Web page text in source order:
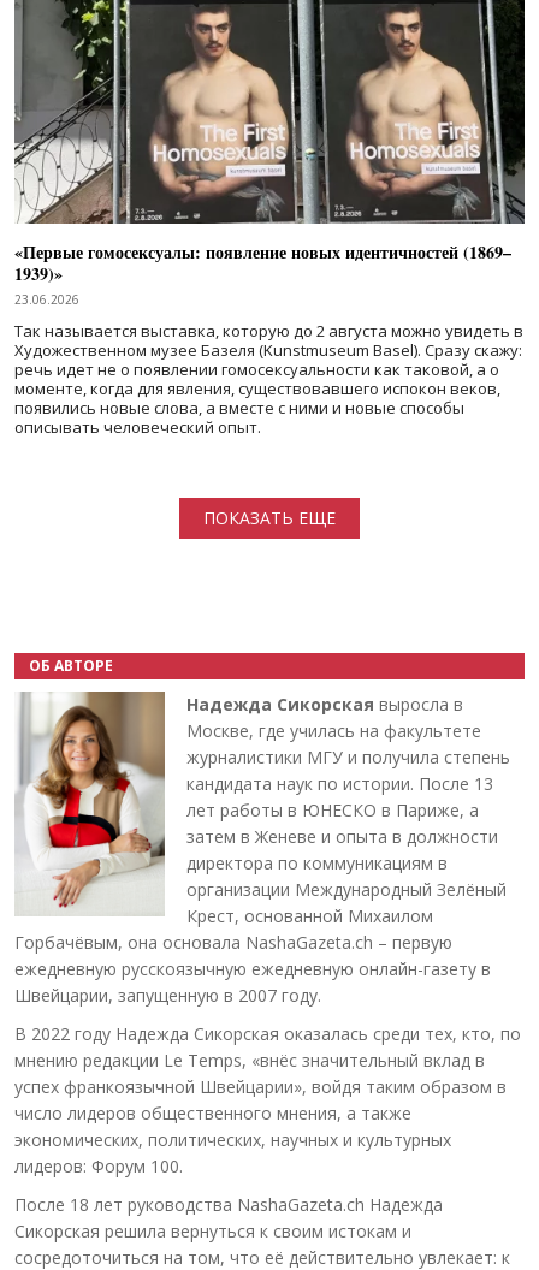
«Первые гомосексуалы: появление новых идентичностей (1869–
1939)»
23.06.2026
Так называется выставка, которую до 2 августа можно увидеть в
Художественном музее Базеля (Kunstmuseum Basel). Сразу скажу:
речь идет не о появлении гомосексуальности как таковой, а о
моменте, когда для явления, существовавшего испокон веков,
появились новые слова, а вместе с ними и новые способы
описывать человеческий опыт.
ПОКАЗАТЬ ЕЩЕ
ОБ АВТОРЕ
Надежда Сикорская выросла в
Москве, где училась на факультете
журналистики МГУ и получила степень
кандидата наук по истории. После 13
лет работы в ЮНЕСКО в Париже, а
затем в Женеве и опыта в должности
директора по коммуникациям в
организации Международный Зелёный
Крест, основанной Михаилом
Горбачёвым, она основала NashaGazeta.ch – первую
ежедневную русскоязычную ежедневную онлайн-газету в
Швейцарии, запущенную в 2007 году.
В 2022 году Надежда Сикорская оказалась среди тех, кто, по
мнению редакции Le Temps, «внёс значительный вклад в
успех франкоязычной Швейцарии», войдя таким образом в
число лидеров общественного мнения, а также
экономических, политических, научных и культурных
лидеров: Форум 100.
После 18 лет руководства NashaGazeta.ch Надежда
Сикорская решила вернуться к своим истокам и
сосредоточиться на том, что её действительно увлекает: к